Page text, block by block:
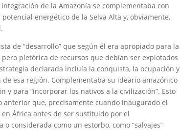
de la Amazonía se complementaba con
energético de la Selva Alta y, obviamente,
de “desarrollo” que según él era apropiado para la
pletórica de recursos que debían ser explotados
declarada incluía la conquista, la ocupación y
esa región. Complementaba su ideario amazónico
para “incorporar los nativos a la civilización”. Esto
que, precisamente cuando inaugurado el
África antes de ser sustituido por el
considerada como un estorbo, como “salvajes”